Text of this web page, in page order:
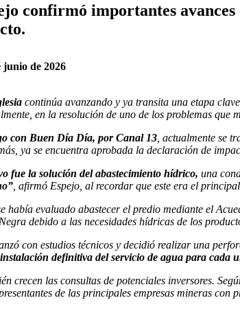
confirmó importantes
junio de 2026
continúa avanzando y ya transita una etapa
en la resolución de uno de los problemas
con Buen Día Día, por Canal 13 , actualmente se
ya se encuentra aprobada la declaración de
fue la solución del abastecimiento hídrico, una
, afirmó Espejo, al recordar que este era el
había evaluado abastecer el predio mediante el
debido a las necesidades hídricas de los
con estudios técnicos y decidió realizar una
definitiva del servicio de agua para cada
crecen las consultas de potenciales inversores.
de las principales empresas mineras